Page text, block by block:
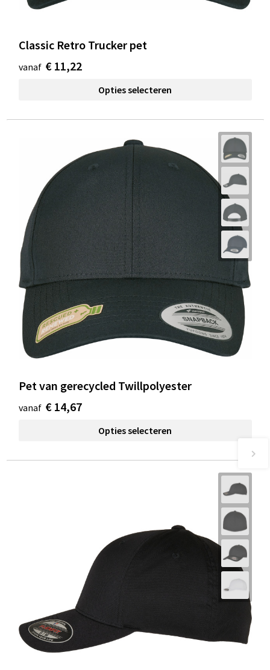
Classic Retro Trucker pet
vanaf € 11,22
Opties selecteren
Pet van gerecycled Twillpolyester
vanaf € 14,67
Opties selecteren